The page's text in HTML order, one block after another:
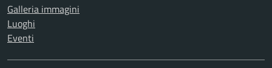
Galleria immagini
Luoghi
Eventi